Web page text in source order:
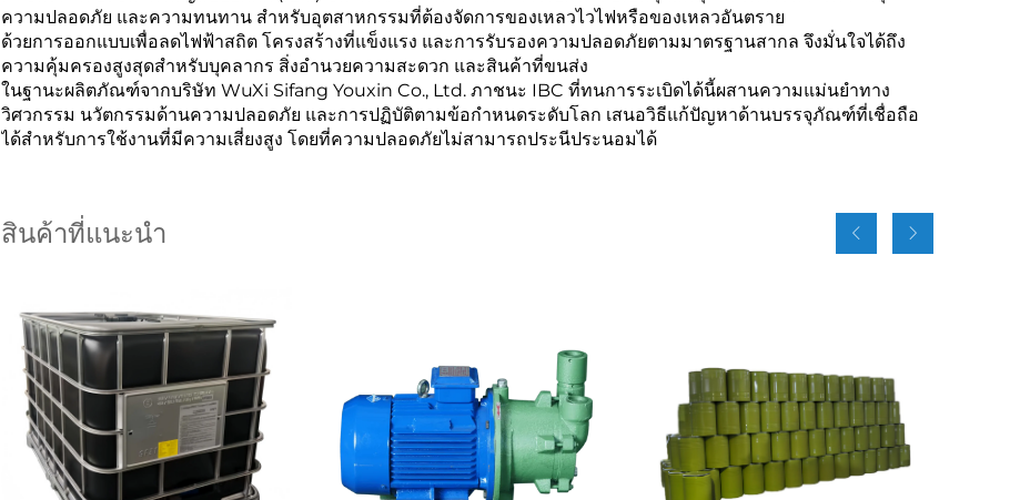
ความปลอดภัย และความทนทาน สำหรับอุตสาหกรรมที่ต้องจัดการของเหลวไวไฟหรือของเหลวอันตราย
ด้วยการออกแบบเพื่อลดไฟฟ้าสถิต โครงสร้างที่แข็งแรง และการรับรองความปลอดภัยตามมาตรฐานสากล จึงมั่นใจได้ถึง
ความคุ้มครองสูงสุดสำหรับบุคลากร สิ่งอำนวยความสะดวก และสินค้าที่ขนส่ง
ในฐานะผลิตภัณฑ์จากบริษัท WuXi Sifang Youxin Co., Ltd. ภาชนะ IBC ที่ทนการระเบิดได้นี้ผสานความแม่นยำทาง
วิศวกรรม นวัตกรรมด้านความปลอดภัย และการปฏิบัติตามข้อกำหนดระดับโลก เสนอวิธีแก้ปัญหาด้านบรรจุภัณฑ์ที่เชื่อถือ
ได้สำหรับการใช้งานที่มีความเสี่ยงสูง โดยที่ความปลอดภัยไม่สามารถประนีประนอมได้
สินค้าที่แนะนำ